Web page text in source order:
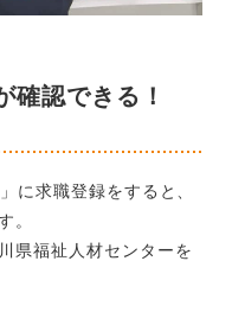
確認できる！
に求職登録をすると、
。
県福祉人材センターを